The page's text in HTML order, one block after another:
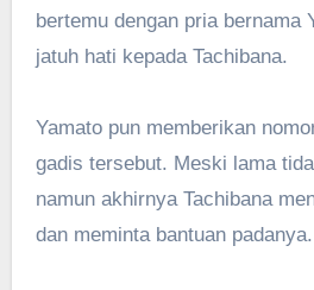
bertemu dengan pria bernama
jatuh hati kepada Tachibana.
Yamato pun memberikan
gadis tersebut. Meski lama
namun akhirnya Tachibana
dan meminta bantuan padanya.